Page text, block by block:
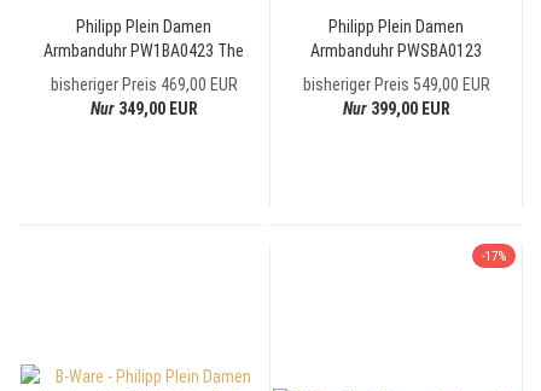
Philipp Plein Damen
Armbanduhr PW1BA0423 The
Hexagon Edelstahl
bisheriger Preis 469,00 EUR
Nur349,00 EUR
Philipp Plein Damen
Armbanduhr PWSBA0123
Street Couture Chrono 38mm
bisheriger Preis 549,00 EUR
Nur399,00 EUR
-17%